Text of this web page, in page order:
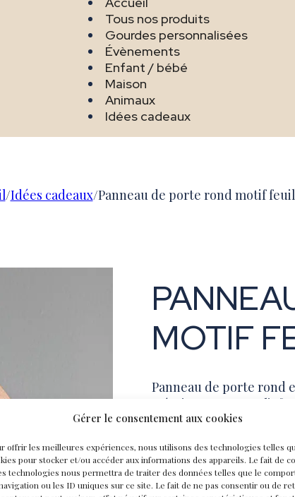
Gérer le consentement aux cookies
offrir les meilleures expériences, nous utilisons des technologies telles
pour stocker et/ou accéder aux informations des appareils. Le fait de
technologies nous permettra de traiter des données telles que le
ou les ID uniques sur ce site. Le fait de ne pas consentir ou de
Tous nos produits
Gourdes personnalisées
Évènements
Enfant / bébé
Maison
Animaux
Idées cadeaux
/Idées cadeaux/Panneau de porte rond motif
MOTIF
Panneau de porte rond
L’écriture est en relief
et élégant. Ces plaques
plus qu’à choisir ce
12,00€